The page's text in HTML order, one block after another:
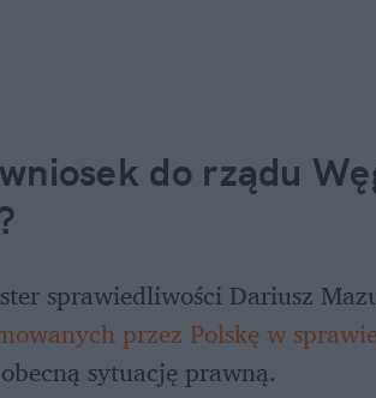
do rządu
sprawiedliwości Dariusz
przez Polskę w
sytuację prawną.